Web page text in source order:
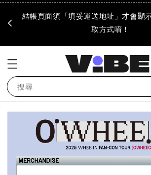
結帳頁面須「填妥運送地址」才會顯
取方式唷！
搜尋